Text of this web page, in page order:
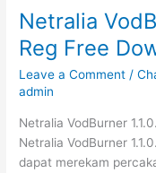
Tarbaru
Download
2023
Netralia
Reg Free
Leave a Comment /
admin
Netralia VodBurner
Netralia VodBurner
dapat merekam